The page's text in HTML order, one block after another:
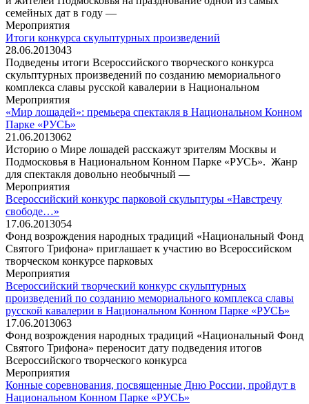
семейных дат в году —
Мероприятия
Итоги конкурса скульптурных произведений
28.06.2013043
Подведены итоги Всероссийского творческого конкурса
скульптурных произведений по созданию мемориального
комплекса славы русской кавалерии в Национальном
Мероприятия
«Мир лошадей»: премьера спектакля в Национальном Конном
Парке «РУСЬ»
21.06.2013062
Историю о Мире лошадей расскажут зрителям Москвы и
Подмосковья в Национальном Конном Парке «РУСЬ». Жанр
для спектакля довольно необычный —
Мероприятия
Всероссийский конкурс парковой скульптуры «Навстречу
свободе…»
17.06.2013054
Фонд возрождения народных традиций «Национальный Фонд
Святого Трифона» приглашает к участию во Всероссийском
творческом конкурсе парковых
Мероприятия
Всероссийский творческий конкурс скульптурных
произведений по созданию мемориального комплекса славы
русской кавалерии в Национальном Конном Парке «РУСЬ»
17.06.2013063
Фонд возрождения народных традиций «Национальный Фонд
Святого Трифона» переносит дату подведения итогов
Всероссийского творческого конкурса
Мероприятия
Конные соревнования, посвященные Дню России, пройдут в
Национальном Конном Парке «РУСЬ»